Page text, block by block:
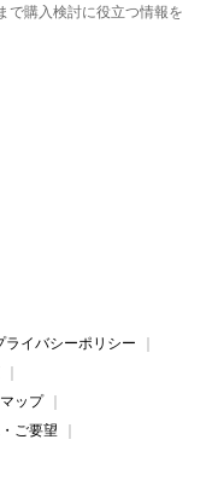
で購入検討に役立つ情報を
ライバシーポリシー
ップ
ご要望